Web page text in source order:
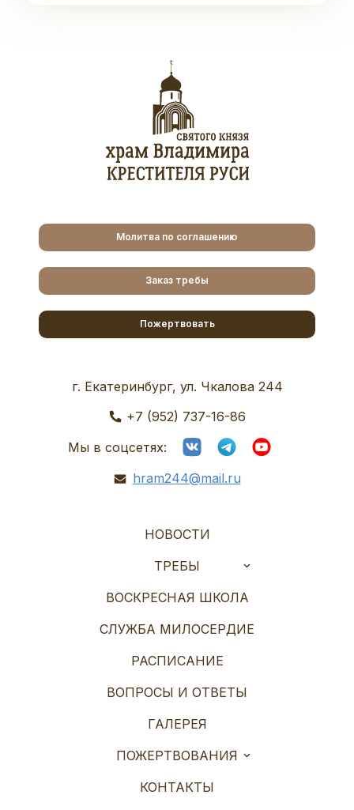
Молитва по соглашению
Заказ требы
Пожертвовать
г. Екатеринбург, ул. Чкалова 244
+7 (952) 737-16-86
Мы в соцсетях:
hram244@mail.ru
НОВОСТИ
ТРЕБЫ
ВОСКРЕСНАЯ ШКОЛА
СЛУЖБА МИЛОСЕРДИЕ
РАСПИСАНИЕ
ВОПРОСЫ И ОТВЕТЫ
ГАЛЕРЕЯ
ПОЖЕРТВОВАНИЯ
КОНТАКТЫ